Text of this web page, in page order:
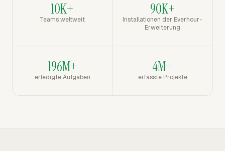
10K+
Teams weltweit
90K+
Installationen der Everhour-
Erweiterung
196M+
erledigte Aufgaben
4M+
erfasste Projekte